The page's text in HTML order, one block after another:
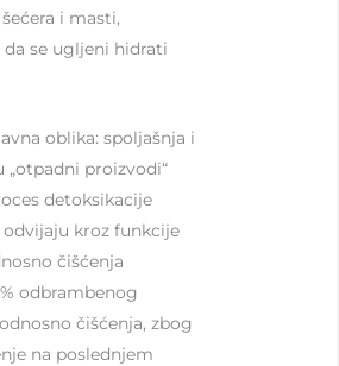
i masti,
se ugljeni hidrati
oblika: spoljašnja i
proizvodi“
detoksikacije
kroz funkcije
čišćenja
odbrambenog
čišćenja, zbog
na poslednjem